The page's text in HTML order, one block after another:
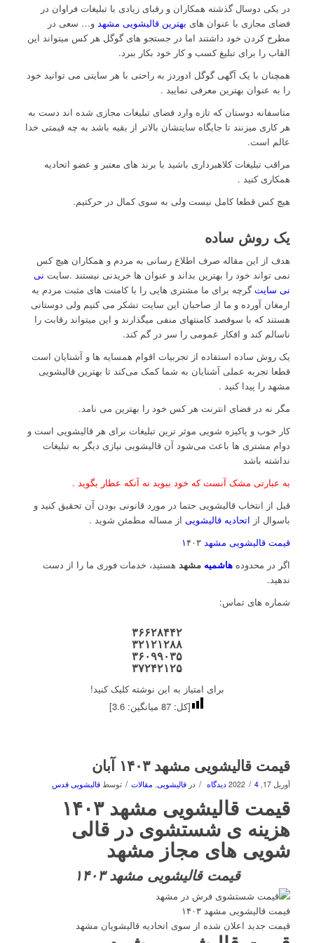
در یکی دوسال گذشته همکاران و رقبای زیادی با تبلیغات فراوان در
فضای مجازی با عنوان های بهترین قالیشویی مشهد و… سعی در
مطرح کردن خود داشتند اما در جستجو های گوگل هر کس میتواند این
القاب را برای تبلیغ کسب و کار خود بکار ببرد.
همچنان با یک آگهی گوگل ادوردز به راحتی با هر سایتی می توانید خود
را به عنوان بهترین معرفی نمایید .
متاسفانه دوستان که تازه وارد فضای تبلیغات مجازی شده اند دست به
هر کاری میزنند تا جایگاه سایتشان بالاتر از بقیه باشد به چه قیمتی خدا
عالم است.
مراقب تبلیغات کلاهبرداری باشید با برند های معتبر و عضو اتحادیه
همکاری کنید .
هیچ کس قطعا کامل نیست ولی به سوی کمال در حرکتیم.
یک روش ساده
هدف از این مقاله صرف اطلاع رسانی به مردم و همکاران هیچ کس
نمی تواند خود را بهترین بداند و عنوان ها خریدنی نیستند .سایت نی
نی سایتگرچه برای ما مشتری هایی را با کامنت های مثبت مردم به
ارمغان آورده و ما از صاحبان این سایت تشکر می کنیم ولی دوستانی
هستند که با سوقصد کامنتهای منفی میگذارند و این میتواند رقابت را
ناسالم کند و افکار عمومی را سر در گم کند.
یک روش ساده استفاده از تجربیات اقوام همسایه ها و آشنایان است
قطعا تجربه عملی آشنایان به شما کمک می‌کند تا بهترین قالیشویی
مشهد را پیدا کنید .
مگر نه در فضای انترنت هر کس خود را بهترین می نامد.
کار خوب و پاکیزه شویی موثر ترین تبلیغات برای هر قالیشویی است و
دوام مشتری ها باعث می‌شود آن قالیشویی نیازی دیگر به تبلیغات
نداشته باشد
به عبارتی مشک آنست که خود ببوید نه آنکه عطار بگوید .
قبل از انتخاب قالیشویی حتما در مورد قانونی بودن آن تحقیق کنید و
باسوال از اتحادیه قالیشوییاز مساله مطمئن شوید .
قیمت قالیشویی مشهد ۱ ۴۰۳
اگر در محدوده هاشمیه مشهدهستید، خدمات فوری ما را از دست
ندهید.
شماره های تماس:
۳۶۶۲۸۴۴۲
۳۲۱۲۱۲۸۸
۳۶۰۹۹۰۳۵
۳۷۲۴۲۱۲۵
برای امتیاز به این نوشته کلیک کنید!
[کل: 87 میانگین: 3.6
]
قیمت قالیشویی مشهد ۱۴۰۳ آبان
آوریل 17, 2022 / 4 دیدگاه / در قالیشویی, مقالات / توسط قالیشویی قدس
قیمت قالیشویی مشهد ۱۴۰۳
هزینه ی شستشوی در قالی
شویی های مجاز مشهد
قیمت قالیشویی مشهد ۱۴۰۳
قیمت قالیشویی مشهد ۱۴۰۳
قیمت جدید اعلان شده از سوی اتحادیه قالیشویان مشهد